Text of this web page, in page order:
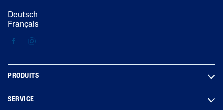
Deutsch
Français
PRODUITS
SERVICE